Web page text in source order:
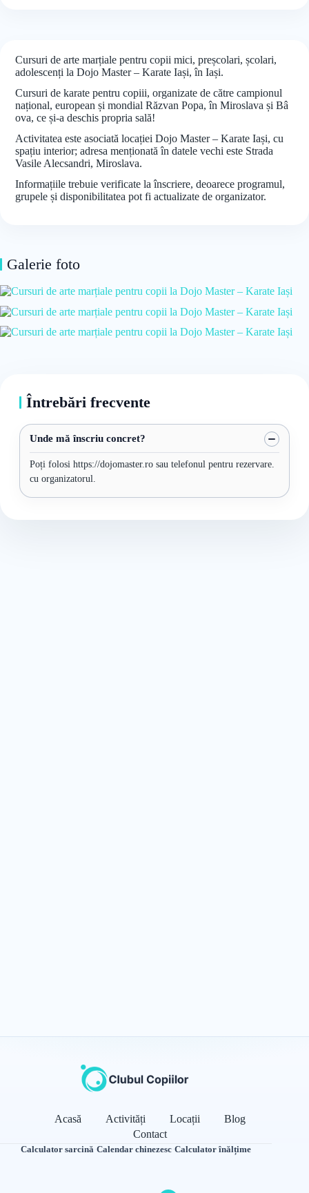
Cursuri de arte marțiale pentru copii mici, preșcolari, școlari,
adolescenți la Dojo Master – Karate Iași, în Iași.
Cursuri de karate pentru copiii, organizate de către campionul
național, european și mondial Răzvan Popa, în Miroslava și Bâ
ova, ce și-a deschis propria sală!
Activitatea este asociată locației Dojo Master – Karate Iași, cu
spațiu interior; adresa menționată în datele vechi este Strada
Vasile Alecsandri, Miroslava.
Informațiile trebuie verificate la înscriere, deoarece programul,
grupele și disponibilitatea pot fi actualizate de organizator.
Galerie foto
Întrebări frecvente
Unde mă înscriu concret?
Poți folosi https://dojomaster.ro sau telefonul pentru rezervare.
cu organizatorul.
Acasă Activități Locații
Blog
Contact
Calculator sarcină·Calendar chinezesc·Calculator înălțime